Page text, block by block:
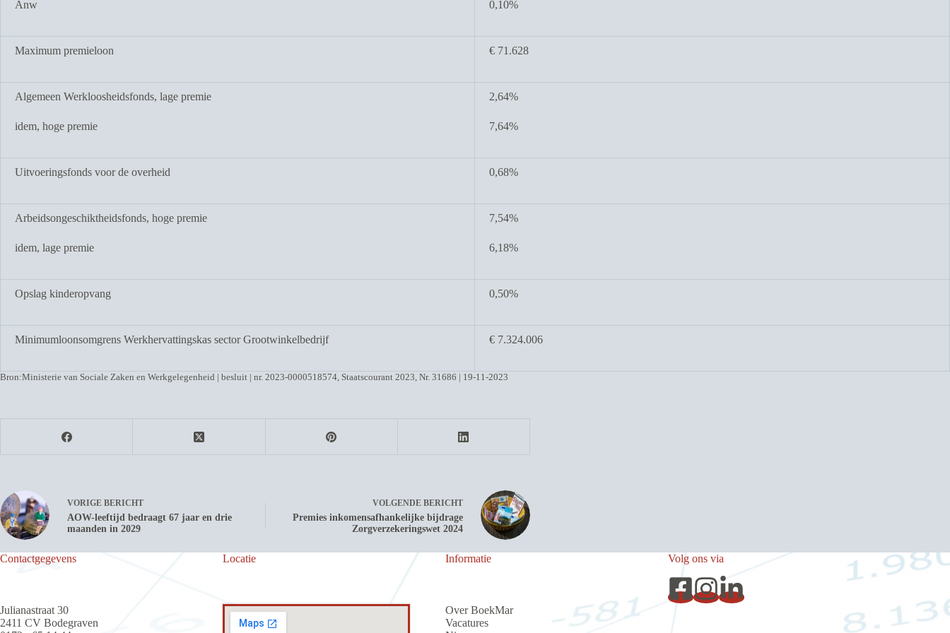
Anw 0,10%
Maximum premieloon € 71.628
Algemeen Werkloosheidsfonds, lage premie
idem, hoge premie
2,64%
7,64%
Uitvoeringsfonds voor de overheid 0,68%
Arbeidsongeschiktheidsfonds, hoge premie
idem, lage premie
7,54%
6,18%
Opslag kinderopvang 0,50%
Minimumloonsomgrens Werkhervattingskas sector Grootwinkelbedrijf € 7.324.006
Bron:Ministerie van Sociale Zaken en Werkgelegenheid | besluit | nr. 2023-0000518574, Staatscourant 2023, Nr. 31686 | 19-11-2023
VORIGE BERICHT
AOW-leeftijd bedraagt 67 jaar en drie
maanden in 2029
VOLGENDE BERICHT
Premies inkomensafhankelijke bijdrage
Zorgverzekeringswet 2024
Contactgegevens
Julianastraat 30
2411 CV Bodegraven
Locatie Informatie
Over BoekMar
Vacatures
Volg ons via